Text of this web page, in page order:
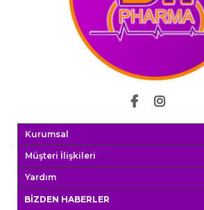
Kurumsal
Müşteri İlişkileri
Yardım
BIZDEN HABERLER